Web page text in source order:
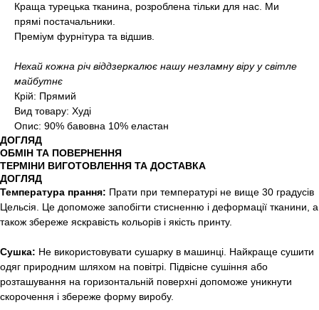
Краща турецька тканина, розроблена тільки для нас. Ми
прямі постачальники.
Преміум фурнітура та відшив.
Нехай кожна річ віддзеркалює нашу незламну віру у світле
майбутнє
Крій: Прямий
Вид товару: Худі
Опис: 90% бавовна 10% еластан
ДОГЛЯД
ОБМІН ТА ПОВЕРНЕННЯ
ТЕРМІНИ ВИГОТОВЛЕННЯ ТА ДОСТАВКА
ДОГЛЯД
Температура прання: Прати при температурі не вище 30 градусів
Цельсія. Це допоможе запобігти стисненню і деформації тканини, а
також збереже яскравість кольорів і якість принту.
Сушка: Не використовувати сушарку в машинці. Найкраще сушити
одяг природним шляхом на повітрі. Підвісне сушіння або
розташування на горизонтальній поверхні допоможе уникнути
скорочення і збереже форму виробу.